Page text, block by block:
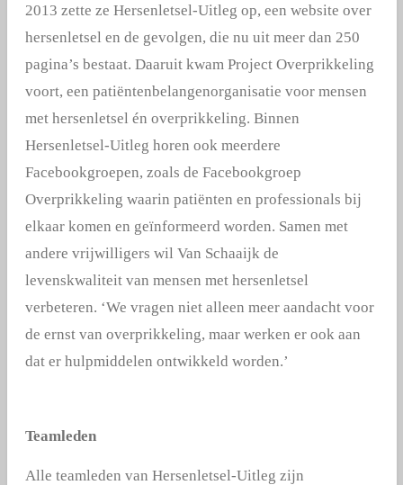
2013 zette ze Hersenletsel-Uitleg op, een website over
hersenletsel en de gevolgen, die nu uit meer dan 250
pagina’s bestaat. Daaruit kwam Project Overprikkeling
voort, een patiëntenbelangenorganisatie voor mensen
met hersenletsel én overprikkeling. Binnen
Hersenletsel-Uitleg horen ook meerdere
Facebookgroepen, zoals de Facebookgroep
Overprikkeling waarin patiënten en professionals bij
elkaar komen en geïnformeerd worden. Samen met
andere vrijwilligers wil Van Schaaijk de
levenskwaliteit van mensen met hersenletsel
verbeteren. ‘We vragen niet alleen meer aandacht voor
de ernst van overprikkeling, maar werken er ook aan
dat er hulpmiddelen ontwikkeld worden.’
Teamleden
Alle teamleden van Hersenletsel-Uitleg zijn